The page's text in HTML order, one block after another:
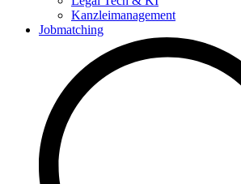
Kanzleimanagement
Jobmatching